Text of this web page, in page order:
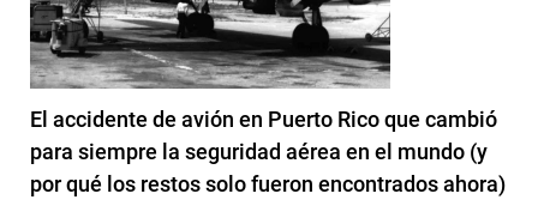
El accidente de avión en Puerto Rico que cambió
para siempre la seguridad aérea en el mundo (y
por qué los restos solo fueron encontrados ahora)